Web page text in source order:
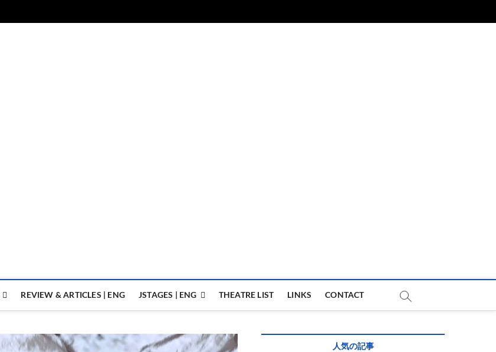
REVIEW & ARTICLES | ENG JSTAGES | ENG THEATRE LIST LINKS CONTACT
人気の記事